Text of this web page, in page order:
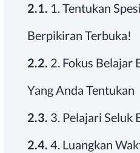
2.1. 1. Tentukan
Berpikiran Terbuka!
2.2. 2. Fokus Belajar
Yang Anda Tentukan
2.3. 3. Pelajari Seluk
2.4. 4. Luangkan